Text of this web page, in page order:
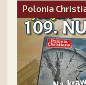
Polonia